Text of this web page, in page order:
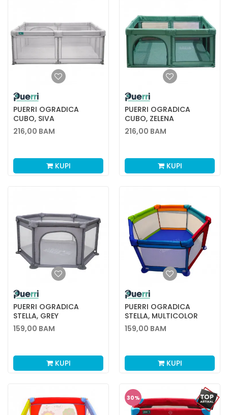
PUERRI OGRADICA
CUBO, SIVA
216,00 BAM
KUPI
PUERRI OGRADICA
CUBO, ZELENA
216,00 BAM
KUPI
PUERRI OGRADICA
STELLA, GREY
159,00 BAM
KUPI
PUERRI OGRADICA
STELLA, MULTICOLOR
159,00 BAM
KUPI
30%